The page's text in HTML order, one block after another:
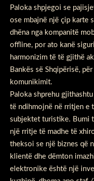
Paloka shpjegoi se
ose mbajnë një çip karte
dhëna nga kompanitë
offline, por ato kanë
harmonizim të të gjithë
Bankës së Shqipërisë,
komunikimit.
Paloka shprehu
të ndihmojnë në rritjen e
subjektet turistike. Bumi
një rritje të madhe të
theksoi se një biznes që
klientë dhe dëmton
elektronike është një